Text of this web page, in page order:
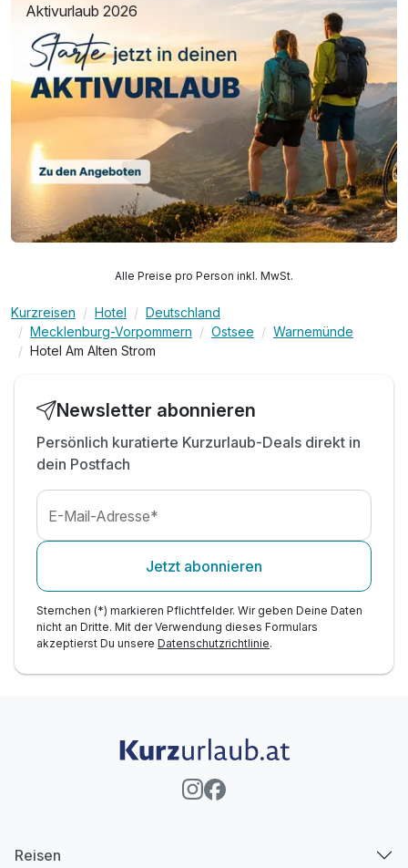
Aktivurlaub 2026
Alle Preise pro Person inkl. MwSt.
Kurzreisen Hotel
Deutschland
Mecklenburg-Vorpommern
Ostsee
Warnemünde
Hotel Am Alten Strom
Newsletter abonnieren
Persönlich kuratierte Kurzurlaub-Deals direkt in
dein Postfach
E-Mail-Adresse*
Jetzt abonnieren
Sternchen (*) markieren Pflichtfelder. Wir geben Deine Daten
nicht an Dritte. Mit der Verwendung dieses Formulars
akzeptierst Du unsere Datenschutzrichtlinie.
Reisen